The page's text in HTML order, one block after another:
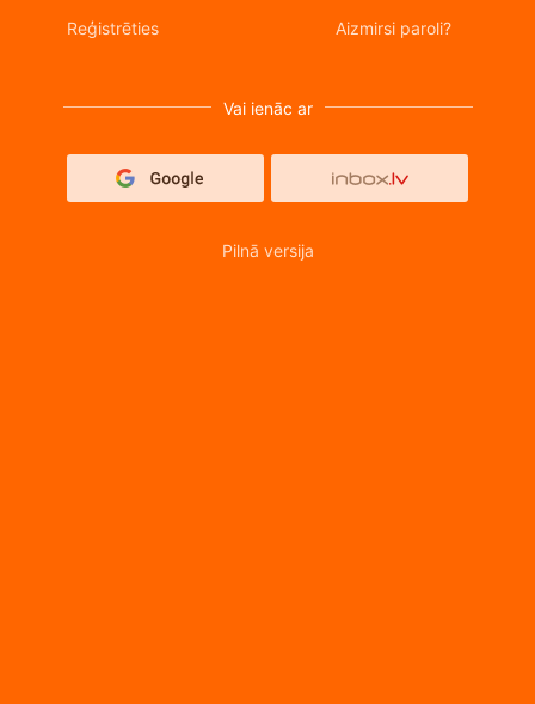
Reģistrēties Aizmirsi paroli?
Vai ienāc ar
Pilnā versija